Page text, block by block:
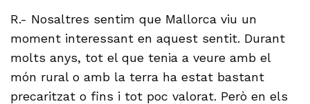
R.- Nosaltres sentim que Mallorca viu un
moment interessant en aquest sentit. Durant
molts anys, tot el que tenia a veure amb el
món rural o amb la terra ha estat bastant
precaritzat o fins i tot poc valorat. Però en els